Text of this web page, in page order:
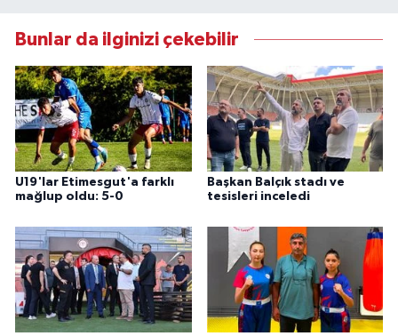
Bunlar da ilginizi çekebilir
U19'lar Etimesgut'a farklı
mağlup oldu: 5-0
Başkan Balçık stadı ve
tesisleri inceledi